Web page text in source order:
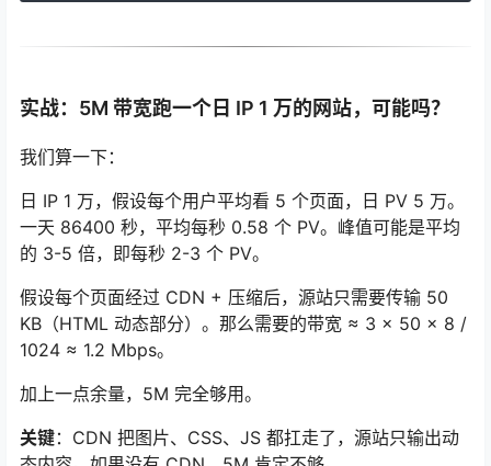
实战：5M 带宽跑一个日 IP 1 万的网站，可能吗？
我们算一下：
日 IP 1 万，假设每个用户平均看 5 个页面，日 PV 5 万。
一天 86400 秒，平均每秒 0.58 个 PV。峰值可能是平均
的 3-5 倍，即每秒 2-3 个 PV。
假设每个页面经过 CDN + 压缩后，源站只需要传输 50
KB（HTML 动态部分）。那么需要的带宽 ≈ 3 × 50 × 8 /
1024 ≈ 1.2 Mbps。
加上一点余量，5M 完全够用。
关键：CDN 把图片、CSS、JS 都扛走了，源站只输出动